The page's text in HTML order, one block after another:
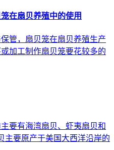
在扇贝养殖中的使用
管，扇贝笼在扇贝养殖生产
加工制作扇贝笼要花较多的
要有海湾扇贝、虾夷扇贝和
主要原产于美国大西洋沿岸的